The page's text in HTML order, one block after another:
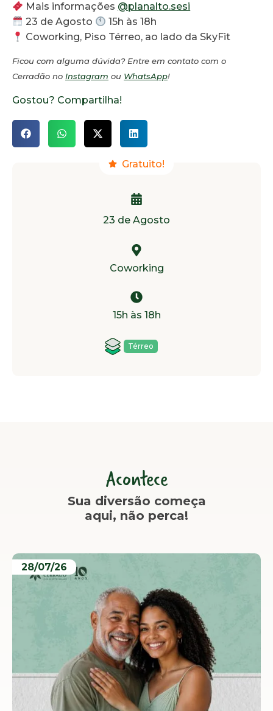
Mais informações @planalto.sesi
23 de Agosto
15h às 18h
Coworking, Piso Térreo, ao lado da SkyFit
Ficou com alguma dúvida? Entre em contato com o
Cerradão no Instagram ou WhatsApp!
Gostou? Compartilha!
Gratuito!
23 de Agosto
Coworking
15h às 18h
Térreo
Acontece
Sua diversão começa
aqui, não perca!
28/07/26